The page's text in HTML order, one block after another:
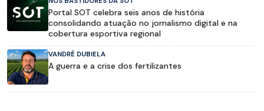
Portal SOT celebra seis anos de história
consolidando atuação no jornalismo digital e na
cobertura esportiva regional
VANDRÉ DUBIELA
A guerra e a crise dos fertilizantes